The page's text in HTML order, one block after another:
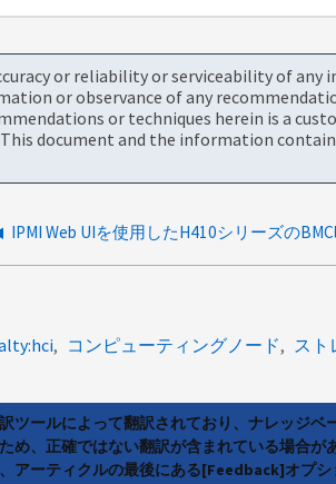
or reliability or serviceability of
or observance of any
or techniques herein is a
document and the information
コンピューティングノード スト
ツールによって翻訳されており、ナレッジ
め、正確ではない翻訳が含まれている場合
アーティクルの最後にある[Feedback]オプシ